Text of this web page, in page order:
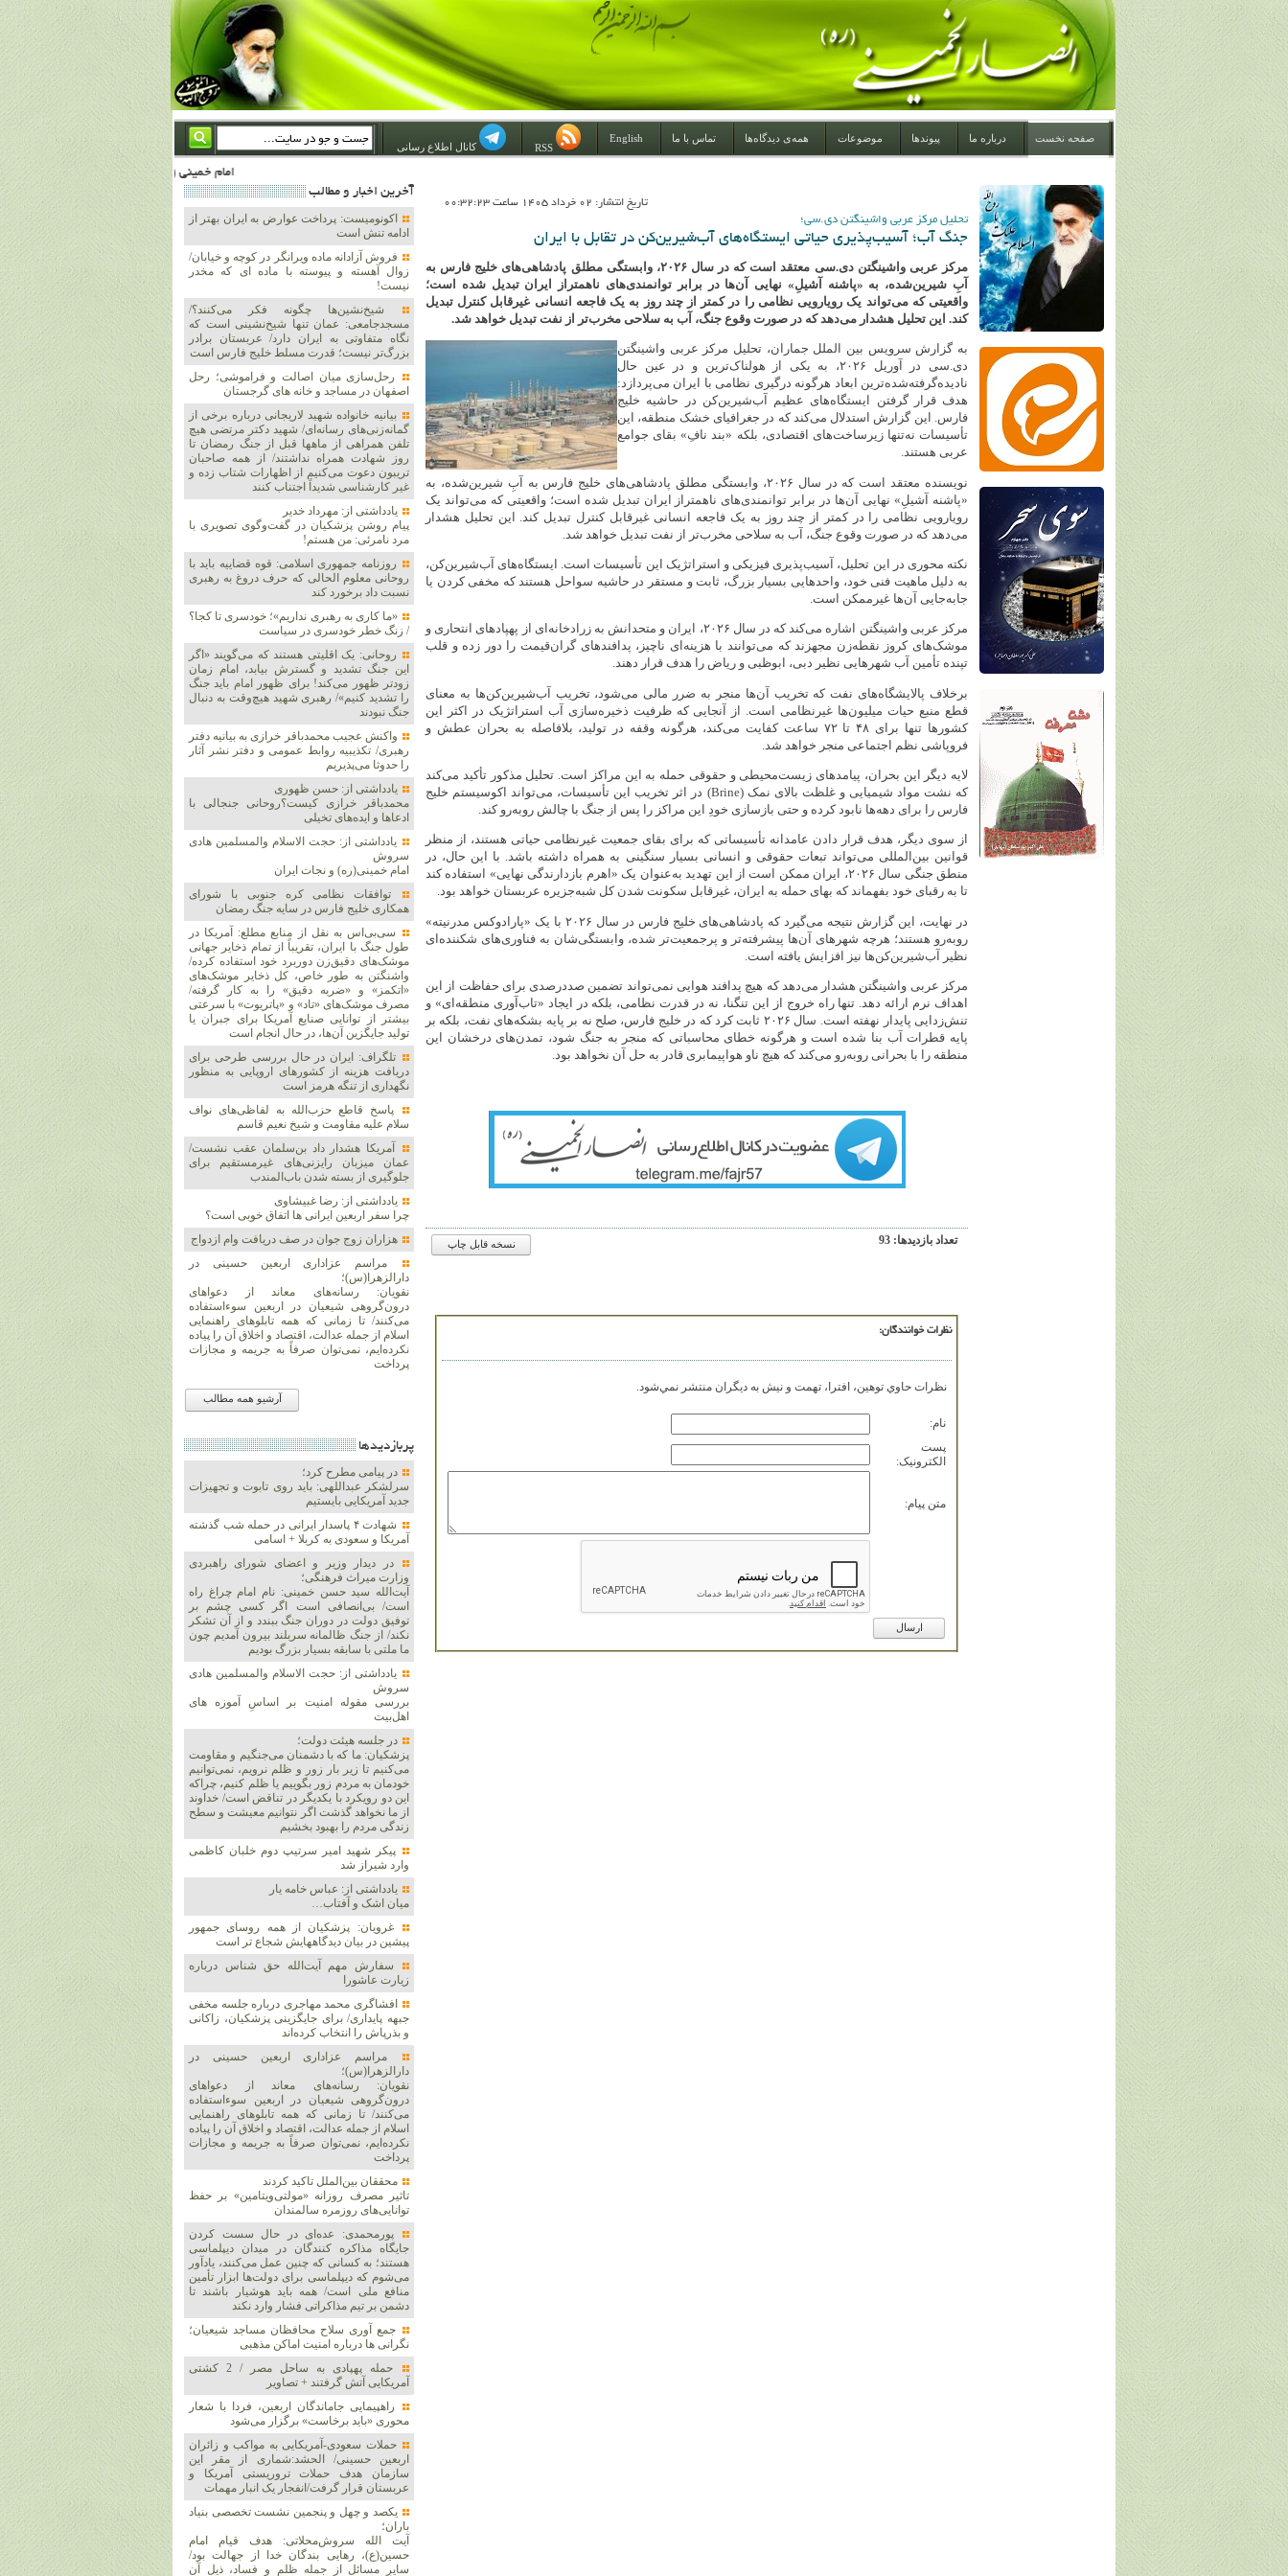
صفحه نخست درباره ما پیوندها موضوعات همه‌ی دیدگاه‌ها تماس با ما
English
کانال اطلاع رسانی
امام خمینی (ره) والله اسلام تمامش سیاست است؛ ***** امام شهید: به گفتار امام و کردار امام اهتمام بورزید ***** امام خمینی(ره): ان شاء الله ما اندوه دلمان را در وقت مناسب با انتقام از امریکا و آل سعود برطرف خواهیم ساخت و داغ و حسرت حلاوت این جنایت بزرگ را بر دلشان خواهیم نهاد 1367/4/29 ***** امام خمینی(رحمة الله علیه) : حکومت آل سعود، این وهابیهای پست بیخبر از خدا بسان خنجرند که همیشه از پشت در قلب مسلمانان فرو
تاريخ انتشار: 02 خرداد 1405 ساعت 00:32:23
تحلیل مرکز عربی واشینگتن دی.سی؛
جنگ آب؛ آسیب‌پذیری حیاتی ایستگاه‌های آب‌شیرین‌کن در تقابل با ایران
مرکز عربی واشینگتن دی.سی معتقد است که در سال ۲۰۲۶، وابستگی مطلق پادشاهی‌های خلیج فارس به
آبِ شیرین‌شده، به «پاشنه آشیلِ» نهایی آن‌ها در برابر توانمندی‌های ناهمتراز ایران تبدیل شده است؛
واقعیتی که می‌تواند یک رویارویی نظامی را در کمتر از چند روز به یک فاجعه انسانی غیرقابل کنترل تبدیل
کند. این تحلیل هشدار می‌دهد که در صورت وقوع جنگ، آب به سلاحی مخرب‌تر از نفت تبدیل خواهد شد.
به گزارش سرویس بین الملل جماران، تحلیل مرکز عربی واشینگتن
دی.سی در آوریل ۲۰۲۶، به یکی از هولناک‌ترین و در عین حال
نادیده‌گرفته‌شده‌ترین ابعاد هرگونه درگیری نظامی با ایران می‌پردازد:
هدف قرار گرفتن ایستگاه‌های عظیم آب‌شیرین‌کن در حاشیه خلیج
فارس. این گزارش استدلال می‌کند که در جغرافیای خشک منطقه، این
تأسیسات نه‌تنها زیرساخت‌های اقتصادی، بلکه «بند نافِ» بقای جوامع
عربی هستند.
نویسنده معتقد است که در سال ۲۰۲۶، وابستگی مطلق پادشاهی‌های خلیج فارس به آبِ شیرین‌شده، به
«پاشنه آشیلِ» نهایی آن‌ها در برابر توانمندی‌های ناهمتراز ایران تبدیل شده است؛ واقعیتی که می‌تواند یک
رویارویی نظامی را در کمتر از چند روز به یک فاجعه انسانی غیرقابل کنترل تبدیل کند. این تحلیل هشدار
می‌دهد که در صورت وقوع جنگ، آب به سلاحی مخرب‌تر از نفت تبدیل خواهد شد.
نکته محوری در این تحلیل، آسیب‌پذیری فیزیکی و استراتژیک این تأسیسات است. ایستگاه‌های آب‌شیرین‌کن،
به دلیل ماهیت فنی خود، واحدهایی بسیار بزرگ، ثابت و مستقر در حاشیه سواحل هستند که مخفی کردن یا
جابه‌جایی آن‌ها غیرممکن است.
مرکز عربی واشینگتن اشاره می‌کند که در سال ۲۰۲۶، ایران و متحدانش به زرادخانه‌ای از پهپادهای انتحاری و
موشک‌های کروز نقطه‌زن مجهزند که می‌توانند با هزینه‌ای ناچیز، پدافندهای گران‌قیمت را دور زده و قلب
تپنده تأمین آب شهرهایی نظیر دبی، ابوظبی و ریاض را هدف قرار دهند.
برخلاف پالایشگاه‌های نفت که تخریب آن‌ها منجر به ضرر مالی می‌شود، تخریب آب‌شیرین‌کن‌ها به معنای
قطع منبع حیات میلیون‌ها غیرنظامی است. از آنجایی که ظرفیت ذخیره‌سازی آب استراتژیک در اکثر این
کشورها تنها برای ۴۸ تا ۷۲ ساعت کفایت می‌کند، هرگونه وقفه در تولید، بلافاصله به بحران عطش و
فروپاشی نظم اجتماعی منجر خواهد شد.
لایه دیگر این بحران، پیامدهای زیست‌محیطی و حقوقی حمله به این مراکز است. تحلیل مذکور تأکید می‌کند
که نشت مواد شیمیایی و غلظت بالای نمک (Brine) در اثر تخریب این تأسیسات، می‌تواند اکوسیستم خلیج
فارس را برای دهه‌ها نابود کرده و حتی بازسازی خودِ این مراکز را پس از جنگ با چالش روبه‌رو کند.
از سوی دیگر، هدف قرار دادن عامدانه تأسیساتی که برای بقای جمعیت غیرنظامی حیاتی هستند، از منظر
قوانین بین‌المللی می‌تواند تبعات حقوقی و انسانی بسیار سنگینی به همراه داشته باشد. با این حال، در
منطق جنگی سال ۲۰۲۶، ایران ممکن است از این تهدید به‌عنوان یک «اهرم بازدارندگی نهایی» استفاده کند
تا به رقبای خود بفهماند که بهای حمله به ایران، غیرقابل سکونت شدن کل شبه‌جزیره عربستان خواهد بود.
در نهایت، این گزارش نتیجه می‌گیرد که پادشاهی‌های خلیج فارس در سال ۲۰۲۶ با یک «پارادوکس مدرنیته»
روبه‌رو هستند؛ هرچه شهرهای آن‌ها پیشرفته‌تر و پرجمعیت‌تر شده، وابستگی‌شان به فناوری‌های شکننده‌ای
نظیر آب‌شیرین‌کن‌ها نیز افزایش یافته است.
مرکز عربی واشینگتن هشدار می‌دهد که هیچ پدافند هوایی نمی‌تواند تضمین صددرصدی برای حفاظت از این
اهداف نرم ارائه دهد. تنها راه خروج از این تنگنا، نه در قدرت نظامی، بلکه در ایجاد «تاب‌آوری منطقه‌ای» و
تنش‌زدایی پایدار نهفته است. سال ۲۰۲۶ ثابت کرد که در خلیج فارس، صلح نه بر پایه بشکه‌های نفت، بلکه بر
پایه قطرات آب بنا شده است و هرگونه خطای محاسباتی که منجر به جنگ شود، تمدن‌های درخشان این
منطقه را با بحرانی روبه‌رو می‌کند که هیچ ناو هواپیمابری قادر به حل آن نخواهد بود.
تعداد بازديدها: 93 نسخه قابل چاپ
نظرات خوانندگان:
نظرات حاوي توهين، افترا، تهمت و نيش به ديگران منتشر نمي‌شود.
نام:
پست
الکترونيک:
متن پيام:
آخرين اخبار و مطالب
اکونومیست: پرداخت عوارض به ایران بهتر از
ادامه تنش است
فروش آزادانه ماده ویرانگر در کوچه و خیابان/
زوال آهسته و پیوسته با ماده ای که مخدر
نیست!
شیخ‌نشین‌ها چگونه فکر می‌کنند؟/
مسجدجامعی: عمان تنها شیخ‌نشینی است که
نگاه متفاوتی به ایران دارد/ عربستان برادر
بزرگ‌تر نیست؛ قدرت مسلط خلیج فارس است
رحل‌سازی میان اصالت و فراموشی؛ رحل
اصفهان در مساجد و خانه های گرجستان
بیانیه خانواده شهید لاریجانی درباره برخی از
گمانه‌زنی‌های رسانه‌ای/ شهید دکتر مرتضی هیچ
تلفن همراهی از ماهها قبل از جنگ رمضان تا
روز شهادت همراه نداشتند/ از همه صاحبان
تریبون دعوت می‌کنیم از اظهارات شتاب زده و
غیر کارشناسی شدیداً اجتناب کنند
یادداشتی از: مهرداد خدیر
پیام روشن پزشکیان در گفت‌و‌گوی تصویری با
مرد نامرئی: من هستم!
روزنامه جمهوری اسلامی: قوه قضاییه باید با
روحانی معلوم الحالی که حرف دروغ به رهبری
نسبت داد برخورد کند
«ما کاری به رهبری نداریم»؛ خودسری تا کجا؟
/ زنگ خطر خودسری در سیاست
روحانی: یک اقلیتی هستند که می‌گویند «اگر
این جنگ تشدید و گسترش بیابد، امام زمان
زودتر ظهور می‌کند! برای ظهور امام باید جنگ
را تشدید کنیم»/ رهبری شهید هیچ‌وقت به دنبال
جنگ نبودند
واکنش عجیب محمدباقر خرازی به بیانیه دفتر
رهبری/ تکذیبیه روابط عمومی و دفتر نشر آثار
را حدوثا می‌پذیریم
یادداشتی از: حسن ظهوری
محمدباقر خرازی کیست؟روحانی جنجالی با
ادعاها و ایده‌های تخیلی
یادداشتی از: حجت الاسلام والمسلمین هادی
سروش
امام خمینی(ره) و نجات ایران
توافقات نظامی کره جنوبی با شورای
همکاری خلیج فارس در سایه جنگ رمضان
سی‌بی‌اس به نقل از منابع مطلع: آمریکا در
طول جنگ با ایران، تقریباً از تمام ذخایر جهانی
موشک‌های دقیق‌زن دوربرد خود استفاده کرده/
واشنگتن به طور خاص، کل ذخایر موشک‌های
«اتکمز» و «ضربه دقیق» را به کار گرفته/
مصرف موشک‌های «تاد» و «پاتریوت» با سرعتی
بیشتر از توانایی صنایع آمریکا برای جبران یا
تولید جایگزین آن‌ها، در حال انجام است
تلگراف: ایران در حال بررسی طرحی برای
دریافت هزینه از کشورهای اروپایی به منظور
نگهداری از تنگه هرمز است
پاسخ قاطع حزب‌الله به لفاظی‌های نواف
سلام علیه مقاومت و شیخ نعیم قاسم
آمریکا هشدار داد بن‌سلمان عقب نشست/
عمان میزبان رایزنی‌های غیرمستقیم برای
جلوگیری از بسته شدن باب‌المندب
یادداشتی از: رضا غبیشاوی
چرا سفر اربعین ایرانی ها اتفاق خوبی است؟
هزاران زوج‌ جوان در صف دریافت وام ازدواج
مراسم عزاداری اربعین حسینی در
دارالزهرا(س)؛
نقویان: رسانه‌های معاند از دعواهای
درون‌گروهی شیعیان در اربعین سوءاستفاده
می‌کنند/ تا زمانی که همه تابلوهای راهنمایی
اسلام از جمله عدالت، اقتصاد و اخلاق آن را پیاده
نکرده‌ایم، نمی‌توان صرفاً به جریمه و مجازات
پرداخت
آرشیو همه مطالب
پربازديدها
در پیامی مطرح کرد؛
سرلشکر عبداللهی: باید روی تابوت و تجهیزات
جدید آمریکایی بایستیم
شهادت ۴ پاسدار ایرانی در حمله شب گذشته
آمریکا و سعودی به کربلا + اسامی
در دیدار وزیر و اعضای شورای راهبردی
وزارت‌ میراث فرهنگی؛
آیت‌الله سید حسن خمینی: نام امام چراغ راه
است/ بی‌انصافی است‌ اگر کسی چشم بر
توفیق دولت‌ در دوران جنگ ببندد و از آن تشکر
نکند/ از جنگ ظالمانه سربلند بیرون آمدیم چون
ما ملتی با سابقه بسیار بزرگ بودیم
یادداشتی از: حجت الاسلام والمسلمین هادی
سروش
بررسی مقوله امنیت بر اساسِ آموزه های
اهل‌بیت
در جلسه هیئت دولت؛
پزشکیان: ما که با دشمنان می‌جنگیم و مقاومت
می‌کنیم تا زیر بار زور و ظلم نرویم، نمی‌توانیم
خودمان به مردم زور بگوییم یا ظلم کنیم، چراکه
این دو رویکرد با یکدیگر در تناقض است/ خداوند
از ما نخواهد گذشت اگر نتوانیم معیشت و سطح
زندگی مردم را بهبود بخشیم
پیکر شهید امیر سرتیپ دوم خلبان کاظمی
وارد شیراز شد
یادداشتی از: عباس خامه یار
میان اشک و آفتاب…
غرویان: پزشکیان از همه روسای جمهور
پیشین در بیان دیدگاههایش شجاع تر است
سفارش مهم آیت‌الله حق شناس درباره
زیارت عاشورا
افشاگری محمد مهاجری درباره جلسه مخفی
جبهه پایداری/ برای جایگزینی پزشکیان، زاکانی
و بذرپاش را انتخاب کرده‌اند
مراسم عزاداری اربعین حسینی در
دارالزهرا(س)؛
نقویان: رسانه‌های معاند از دعواهای
درون‌گروهی شیعیان در اربعین سوءاستفاده
می‌کنند/ تا زمانی که همه تابلوهای راهنمایی
اسلام از جمله عدالت، اقتصاد و اخلاق آن را پیاده
نکرده‌ایم، نمی‌توان صرفاً به جریمه و مجازات
پرداخت
محققان بین‌الملل تاکید کردند
تاثیر مصرف روزانه «مولتی‌ویتامین» بر حفظ
توانایی‌های روزمره سالمندان
پورمحمدی: عده‌ای در حال سست کردن
جایگاه مذاکره کنندگان در میدان دیپلماسی
هستند؛ به کسانی که چنین عمل می‌کنند، یادآور
می‌شوم که دیپلماسی برای دولت‌ها ابزار تأمین
منافع ملی است/ همه باید هوشیار باشند تا
دشمن بر تیم مذاکراتی فشار وارد نکند
جمع آوری سلاح محافظان مساجد شیعیان؛
نگرانی ها درباره امنیت اماکن مذهبی
حمله پهپادی به ساحل مصر / 2 کشتی
آمریکایی آتش گرفتند + تصاویر
راهپیمایی جاماندگان اربعین، فردا با شعار
محوری «باید برخاست» برگزار می‌شود
حملات سعودی-آمریکایی به مواکب و زائران
اربعین حسینی/ الحشد:شماری از مقر این
سازمان هدف حملات تروریستی آمریکا و
عربستان قرار گرفت/انفجار یک انبار مهمات
یکصد و چهل و پنجمین نشست تخصصی بنیاد
باران؛
آیت الله سروش‌محلاتی: هدف قیام امام
حسین(ع)، رهایی بندگان خدا از جهالت بود/
سایر مسائل از جمله ظلم و فساد، ذیل آن